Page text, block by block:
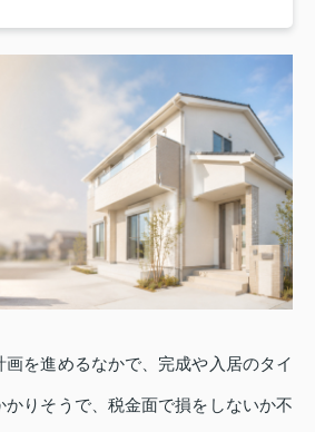
を進めるなかで、完成や入居のタイ
かりそうで、税金面で損をしないか不